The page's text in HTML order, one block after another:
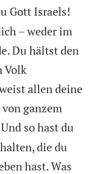
Gott Israels!
– weder im
Du hältst den
Volk
allen deine
ganzem
Und so hast du
die du
hast. Was